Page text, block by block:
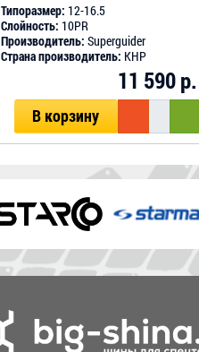
Типоразмер: 12-16.5
Слойность: 10PR
Производитель: Superguider
Страна производитель: КНР
11 590 р.
В корзину